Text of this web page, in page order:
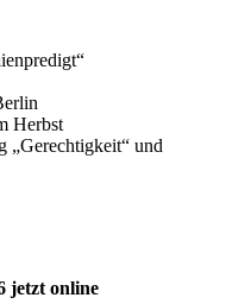
Herbst
„Gerechtigkeit“ und
jetzt online